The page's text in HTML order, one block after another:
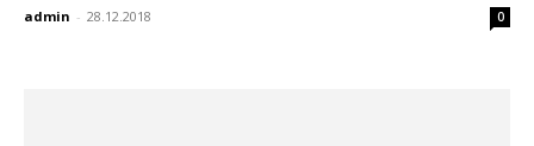
admin - 28.12.2018 0